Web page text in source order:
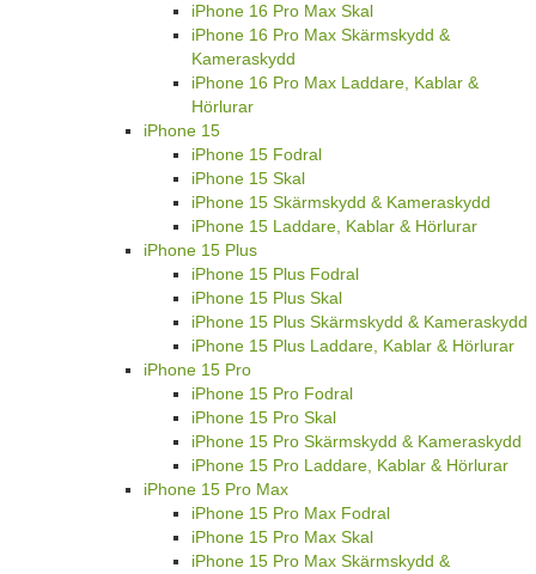
iPhone 16 Pro Max Skal
iPhone 16 Pro Max Skärmskydd &
Kameraskydd
iPhone 16 Pro Max Laddare, Kablar &
Hörlurar
iPhone 15
iPhone 15 Fodral
iPhone 15 Skal
iPhone 15 Skärmskydd & Kameraskydd
iPhone 15 Laddare, Kablar & Hörlurar
iPhone 15 Plus
iPhone 15 Plus Fodral
iPhone 15 Plus Skal
iPhone 15 Plus Skärmskydd & Kameraskydd
iPhone 15 Plus Laddare, Kablar & Hörlurar
iPhone 15 Pro
iPhone 15 Pro Fodral
iPhone 15 Pro Skal
iPhone 15 Pro Skärmskydd & Kameraskydd
iPhone 15 Pro Laddare, Kablar & Hörlurar
iPhone 15 Pro Max
iPhone 15 Pro Max Fodral
iPhone 15 Pro Max Skal
iPhone 15 Pro Max Skärmskydd &